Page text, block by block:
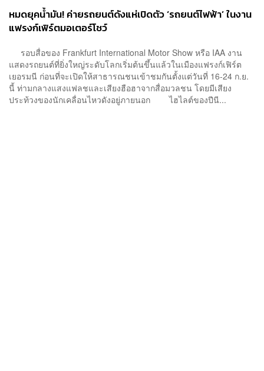
หมดยุคน้ำมัน! ค่ายรถยนต์ดังแห่เปิดตัว ‘รถยนต์ไฟฟ้า’ ในงาน
แฟรงก์เฟิร์ตมอเตอร์โชว์
รอบสื่อของ Frankfurt International Motor Show หรือ IAA งาน
แสดงรถยนต์ที่ยิ่งใหญ่ระดับโลกเริ่มต้นขึ้นแล้วในเมืองแฟรงก์เฟิร์ต
เยอรมนี ก่อนที่จะเปิดให้สาธารณชนเข้าชมกันตั้งแต่วันที่ 16-24 ก.ย.
นี้ ท่ามกลางแสงแฟลชและเสียงฮือฮาจากสื่อมวลชน โดยมีเสียง
ประท้วงของนักเคลื่อนไหวดังอยู่ภายนอก ไฮไลต์ของปีนี...